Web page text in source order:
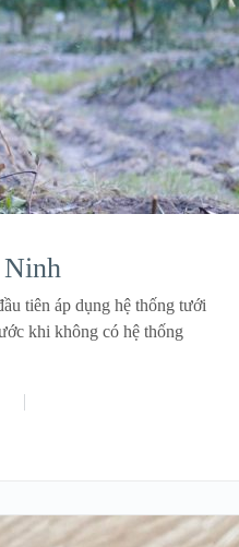
tiên áp dụng hệ thống tưới
khi không có hệ thống